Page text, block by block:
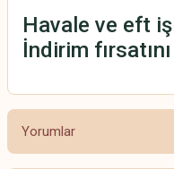
Havale ve eft
İndirim
Yorumlar